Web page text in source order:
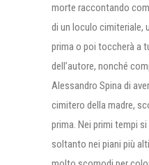
morte raccontando
di un loculo cimiteriale,
prima o poi toccherà a
dell’autore, nonché
Alessandro Spina di
cimitero della madre,
prima. Nei primi tempi
soltanto nei piani più